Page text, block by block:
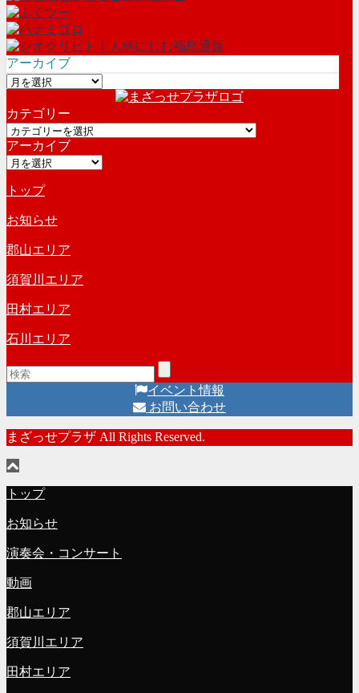
アーカイブ
ア
カ
イ
ブ
カテゴリー
カ
テ
ゴ
ー
アーカイブ
ア
カ
イ
ブ
トップ
お知らせ
郡山エリア
須賀川エリア
田村エリア
石川エリア
イベント情報
お問い合わせ
まざっせプラザ All Rights Reserved.
トップ
お知らせ
演奏会・コンサート
動画
郡山エリア
須賀川エリア
田村エリア